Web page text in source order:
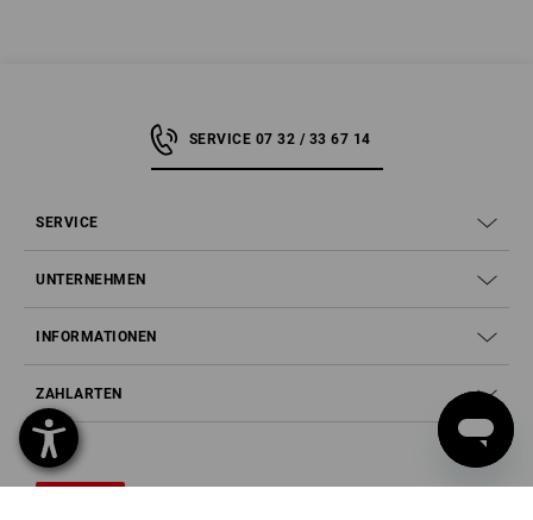
SERVICE 07 32 / 33 67 14
SERVICE
UNTERNEHMEN
INFORMATIONEN
ZAHLARTEN